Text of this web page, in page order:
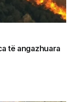
të angazhuara